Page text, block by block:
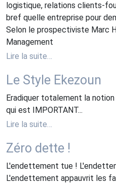
logistique, relations clients-
bref quelle entreprise pour
Selon le prospectiviste Marc
Management
Lire la suite…
Le Style Ekezoun
Eradiquer totalement la notion
qui est IMPORTANT...
Lire la suite…
Zéro dette !
L'endettement tue !
L'endettement appauvrit les